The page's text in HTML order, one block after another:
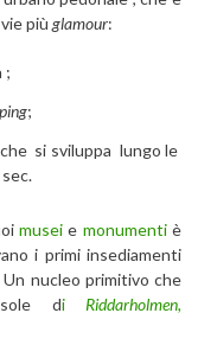
più glamour:
;
;
si sviluppa lungo le
musei e monumentiè
i primi insediamenti
Un nucleo primitivo che
di Riddarholmen,